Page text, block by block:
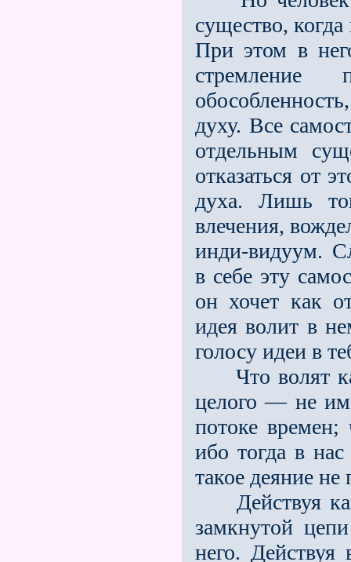
существо,
При этом в
стремление
духу. Все
отдельным
отказаться от
духа. Лишь
влечения,
инди-видуум.
в себе эту
он хочет как
идея волит в
голосу идеи в
Что волят
целого — не
потоке
ибо тогда в
такое деяние
Действуя
замкнутой
него.